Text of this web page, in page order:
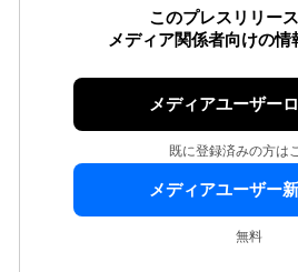
このプレスリリース
メディア関係者向けの情
メディアユーザー
既に登録済みの方は
メディアユーザー
無料